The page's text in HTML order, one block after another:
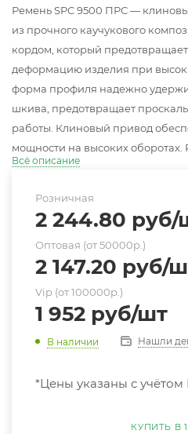
Ремень SPC 9500 ПРС —
из прочного каучукового
кордом, который
деформацию изделия при
форма профиля надежно
шкива, предотвращает
работы. Клиновый привод
мощности на высоких оборотах.
Всё описание
Розничная
2 244.80 руб/
Оптовая (от 50000р.)
2 147.20 руб/
Vip (от 100000р.)
1 952 руб/шт
В наличии Нашли
*Цены указаны с
КУПИТЬ В